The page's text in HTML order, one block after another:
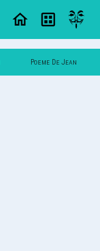
Poeme De Jean